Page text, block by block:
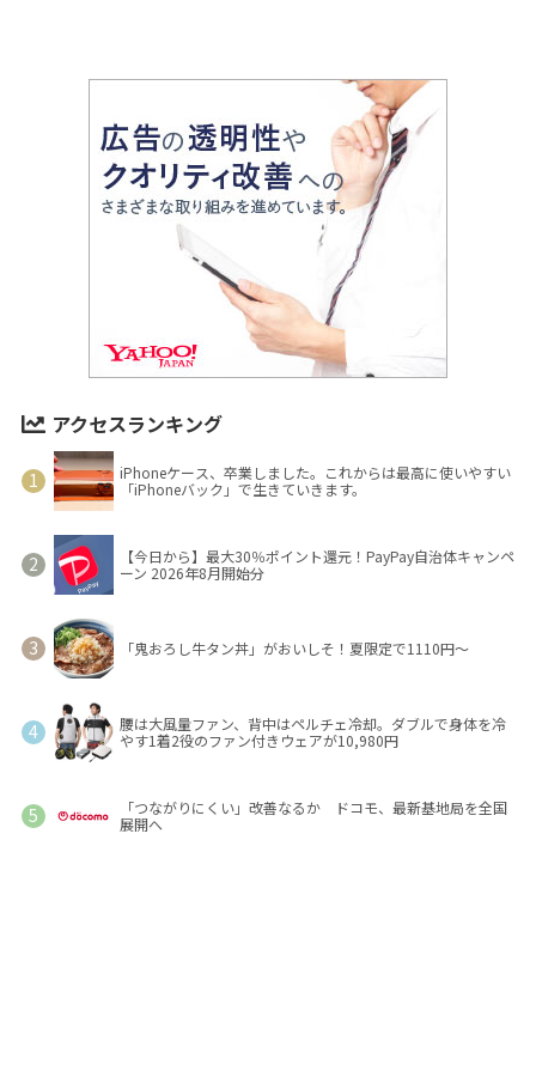
アクセスランキング
iPhoneケース、卒業しました。これからは最高に使いやすい
「iPhoneバック」で生きていきます。
【今日から】最大30％ポイント還元！PayPay自治体キャンペ
ーン 2026年8月開始分
「鬼おろし牛タン丼」がおいしそ！夏限定で1110円～
腰は大風量ファン、背中はペルチェ冷却。ダブルで身体を冷
やす1着2役のファン付きウェアが10,980円
「つながりにくい」改善なるか ドコモ、最新基地局を全国
展開へ